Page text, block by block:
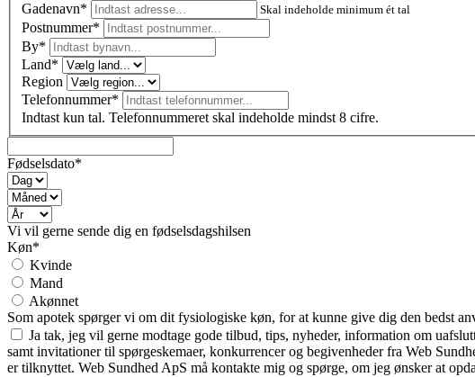
Gadenavn*
Skal indeholde minimum ét tal
Postnummer*
By*
Land*
Region
Telefonnummer*
Indtast kun tal. Telefonnummeret skal indeholde mindst 8 cifre.
Fødselsdato*
Vi vil gerne sende dig en fødselsdagshilsen
Køn*
Kvinde
Mand
Akønnet
Som apotek spørger vi om dit fysiologiske køn, for at kunne give dig den bedst
Ja tak, jeg vil gerne modtage gode tilbud, tips, nyheder, information om
samt invitationer til spørgeskemaer, konkurrencer og begivenheder fra Web
er tilknyttet. Web Sundhed ApS må kontakte mig og spørge, om jeg ønsker at